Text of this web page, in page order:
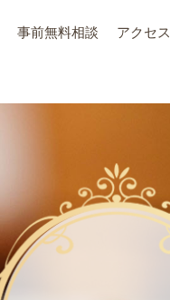
事前無料相談 アクセス